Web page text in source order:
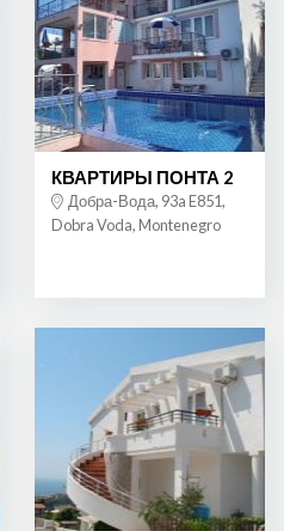
КВАРТИРЫ ПОНТА 2
Добра-Вода, 93a E851,
Dobra Voda, Montenegro